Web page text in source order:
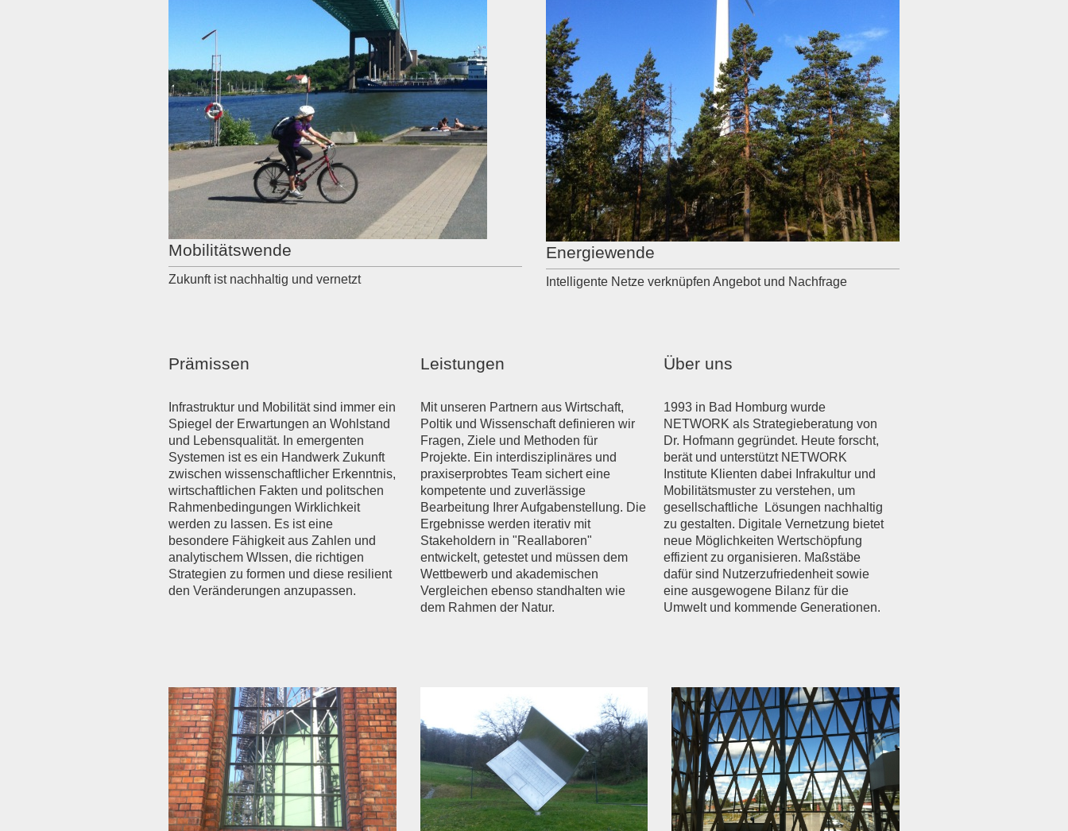
Mobilitätswende
Zukunft ist nachhaltig und vernetzt
Energiewende
Intelligente Netze verknüpfen Angebot und Nachfrage
Prämissen
Infrastruktur und Mobilität sind immer ein
Spiegel der Erwartungen an Wohlstand
und Lebensqualität. In emergenten
Systemen ist es ein Handwerk Zukunft
zwischen wissenschaftlicher Erkenntnis,
wirtschaftlichen Fakten und politschen
Rahmenbedingungen Wirklichkeit
werden zu lassen. Es ist eine
besondere Fähigkeit aus Zahlen und
analytischem WIssen, die richtigen
Strategien zu formen und diese resilient
den Veränderungen anzupassen.
Leistungen
Mit unseren Partnern aus Wirtschaft,
Poltik und Wissenschaft definieren wir
Fragen, Ziele und Methoden für
Projekte. Ein interdisziplinäres und
praxiserprobtes Team sichert eine
kompetente und zuverlässige
Bearbeitung Ihrer Aufgabenstellung. Die
Ergebnisse werden iterativ mit
Stakeholdern in "Reallaboren"
entwickelt, getestet und müssen dem
Wettbewerb und akademischen
Vergleichen ebenso standhalten wie
dem Rahmen der Natur.
Über uns
1993 in Bad Homburg wurde
NETWORK als Strategieberatung von
Dr. Hofmann gegründet. Heute forscht,
berät und unterstützt NETWORK
Institute Klienten dabei Infrakultur und
Mobilitätsmuster zu verstehen, um
gesellschaftliche Lösungen nachhaltig
zu gestalten. Digitale Vernetzung bietet
neue Möglichkeiten Wertschöpfung
effizient zu organisieren. Maßstäbe
dafür sind Nutzerzufriedenheit sowie
eine ausgewogene Bilanz für die
Umwelt und kommende Generationen.